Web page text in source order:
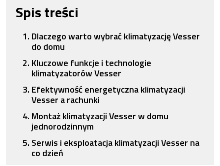
Spis treści
Dlaczego warto wybrać klimatyzację Vesser
do domu
Kluczowe funkcje i technologie
klimatyzatorów Vesser
Efektywność energetyczna klimatyzacji
Vesser a rachunki
Montaż klimatyzacji Vesser w domu
jednorodzinnym
Serwis i eksploatacja klimatyzacji Vesser na
co dzień